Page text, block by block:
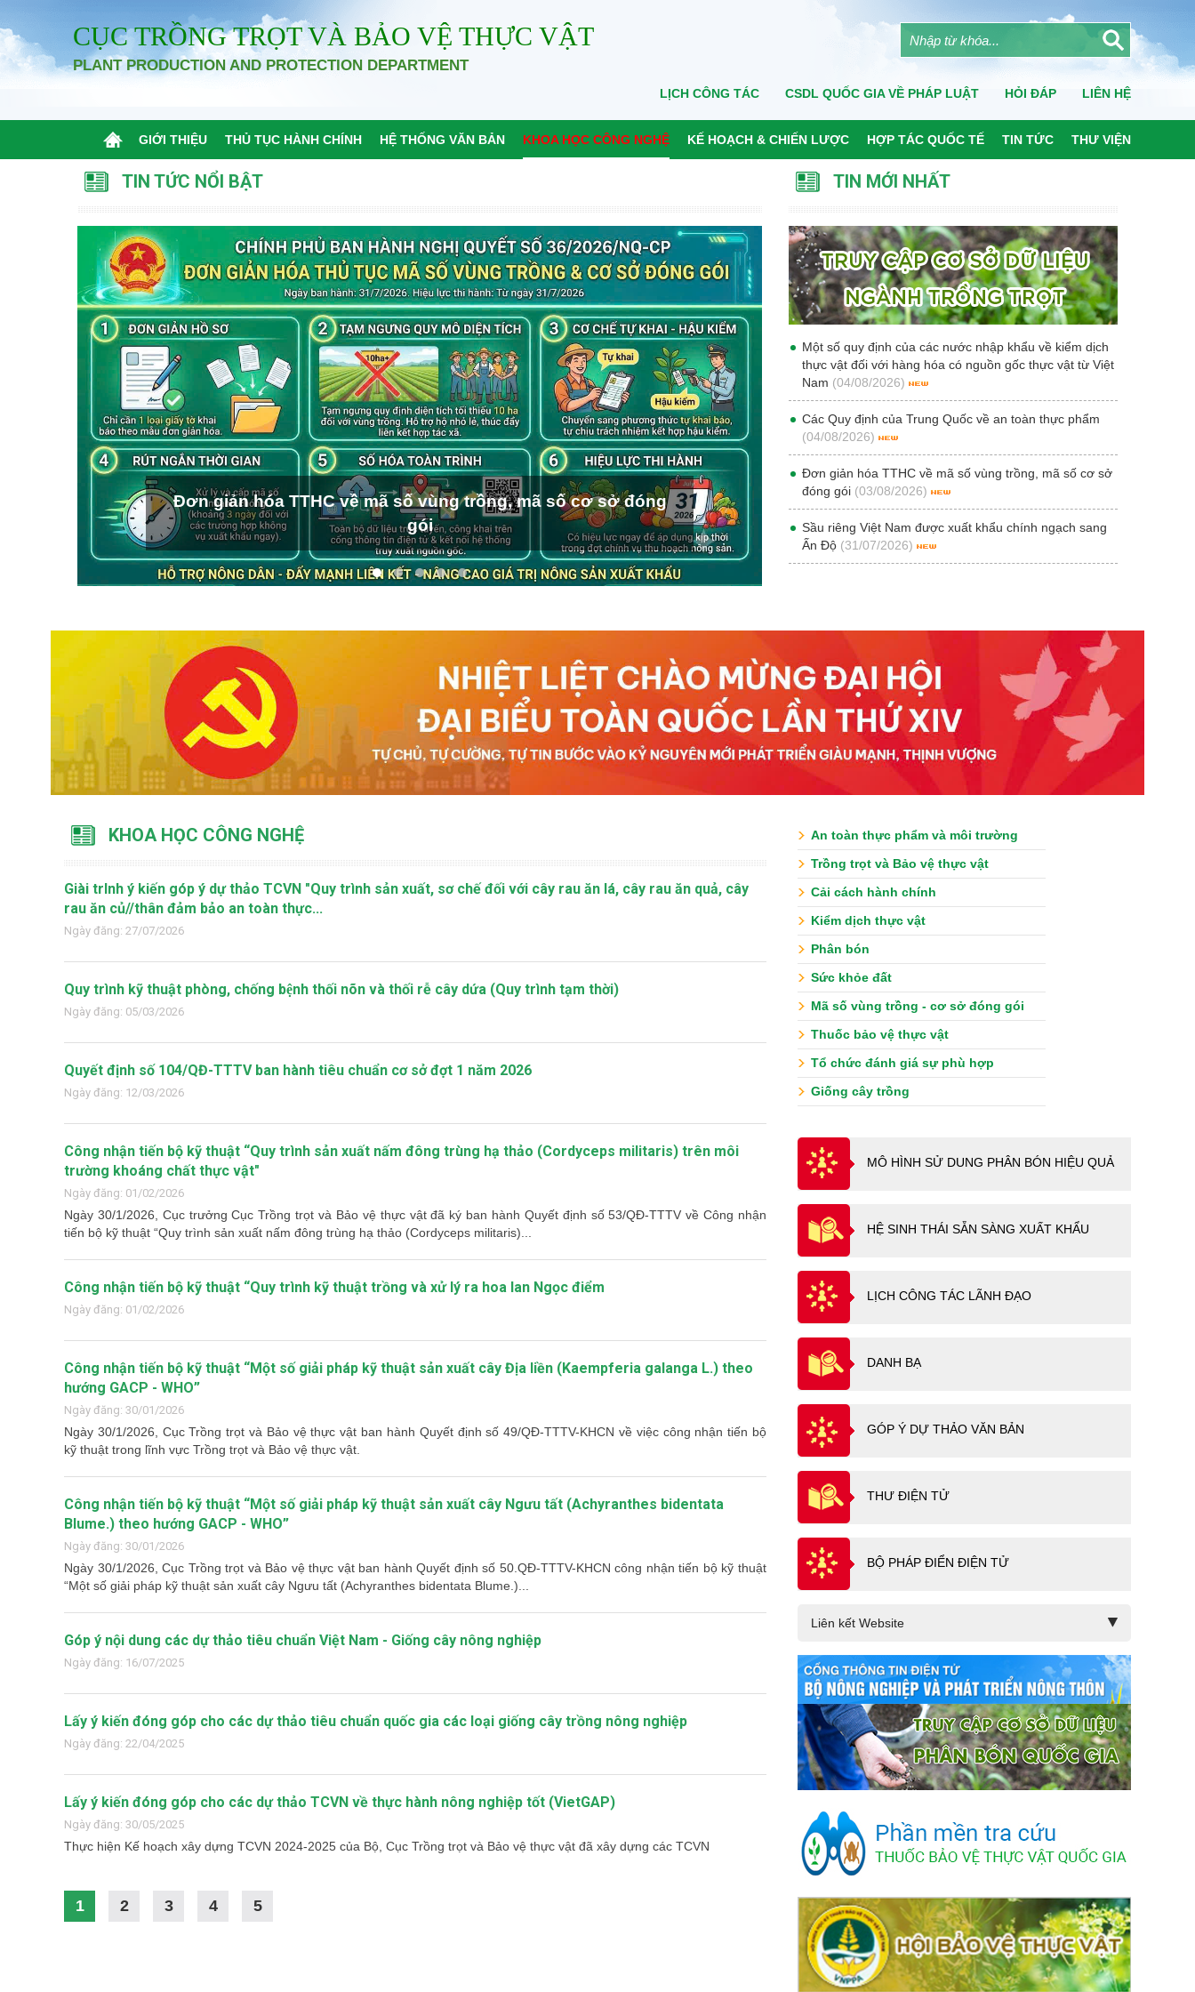
CỤC TRỒNG TRỌT VÀ BẢO VỆ THỰC VẬT
PLANT PRODUCTION AND PROTECTION DEPARTMENT
LỊCH CÔNG TÁC CSDL QUỐC GIA VỀ PHÁP LUẬT HỎI ĐÁP LIÊN HỆ
GIỚI THIỆU THỦ TỤC HÀNH CHÍNH HỆ THỐNG VĂN BẢN KHOA HỌC CÔNG NGHỆ KẾ HOẠCH & CHIẾN LƯỢC HỢP TÁC QUỐC TẾ TIN TỨC THƯ VIỆN
TIN TỨC NỔI BẬT
Đơn giản hóa TTHC về mã số vùng trồng, mã số cơ sở đóng
gói
TIN MỚI NHẤT
Một số quy định của các nước nhập khẩu về kiểm dịch
thực vật đối với hàng hóa có nguồn gốc thực vật từ Việt
Nam (04/08/2026)
Các Quy định của Trung Quốc về an toàn thực phẩm
(04/08/2026)
Đơn giản hóa TTHC về mã số vùng trồng, mã số cơ sở
đóng gói (03/08/2026)
Sầu riêng Việt Nam được xuất khẩu chính ngạch sang
Ấn Độ (31/07/2026)
KHOA HỌC CÔNG NGHỆ
Giài trInh ý kiến góp ý dự thảo TCVN "Quy trình sản xuất, sơ chế đối với cây rau ăn lá, cây rau ăn quả, cây
rau ăn củ//thân đảm bảo an toàn thực...
Ngày đăng: 27/07/2026
Quy trình kỹ thuật phòng, chống bệnh thối nõn và thối rễ cây dứa (Quy trình tạm thời)
Ngày đăng: 05/03/2026
Quyết định số 104/QĐ-TTTV ban hành tiêu chuẩn cơ sở đợt 1 năm 2026
Ngày đăng: 12/03/2026
Công nhận tiến bộ kỹ thuật “Quy trình sản xuất nấm đông trùng hạ thảo (Cordyceps militaris) trên môi
trường khoáng chất thực vật"
Ngày đăng: 01/02/2026
Ngày 30/1/2026, Cục trưởng Cục Trồng trọt và Bảo vệ thực vật đã ký ban hành Quyết định số 53/QĐ-TTTV về Công nhận
tiến bộ kỹ thuật “Quy trình sản xuất nấm đông trùng hạ thảo (Cordyceps militaris)...
Công nhận tiến bộ kỹ thuật “Quy trình kỹ thuật trồng và xử lý ra hoa lan Ngọc điểm
Ngày đăng: 01/02/2026
Công nhận tiến bộ kỹ thuật “Một số giải pháp kỹ thuật sản xuất cây Địa liền (Kaempferia galanga L.) theo
hướng GACP - WHO”
Ngày đăng: 30/01/2026
Ngày 30/1/2026, Cục Trồng trọt và Bảo vệ thực vật ban hành Quyết định số 49/QĐ-TTTV-KHCN về việc công nhận tiến bộ
kỹ thuật trong lĩnh vực Trồng trọt và Bảo vệ thực vật.
Công nhận tiến bộ kỹ thuật “Một số giải pháp kỹ thuật sản xuất cây Ngưu tất (Achyranthes bidentata
Blume.) theo hướng GACP - WHO”
Ngày đăng: 30/01/2026
Ngày 30/1/2026, Cục Trồng trọt và Bảo vệ thực vật ban hành Quyết định số 50.QĐ-TTTV-KHCN công nhận tiến bộ kỹ thuật
“Một số giải pháp kỹ thuật sản xuất cây Ngưu tất (Achyranthes bidentata Blume.)...
Góp ý nội dung các dự thảo tiêu chuẩn Việt Nam - Giống cây nông nghiệp
Ngày đăng: 16/07/2025
Lấy ý kiến đóng góp cho các dự thảo tiêu chuẩn quốc gia các loại giống cây trồng nông nghiệp
Ngày đăng: 22/04/2025
Lấy ý kiến đóng góp cho các dự thảo TCVN về thực hành nông nghiệp tốt (VietGAP)
Ngày đăng: 30/05/2025
Thực hiện Kế hoạch xây dựng TCVN 2024-2025 của Bộ, Cục Trồng trọt và Bảo vệ thực vật đã xây dựng các TCVN
1 2 3 4 5
An toàn thực phẩm và môi trường
Trồng trọt và Bảo vệ thực vật
Cải cách hành chính
Kiểm dịch thực vật
Phân bón
Sức khỏe đất
Mã số vùng trồng - cơ sở đóng gói
Thuốc bảo vệ thực vật
Tổ chức đánh giá sự phù hợp
Giống cây trồng
MÔ HÌNH SỬ DUNG PHÂN BÓN HIỆU QUẢ
HỆ SINH THÁI SẴN SÀNG XUẤT KHẨU
LỊCH CÔNG TÁC LÃNH ĐẠO
DANH BẠ
GÓP Ý DỰ THẢO VĂN BẢN
THƯ ĐIỆN TỬ
BỘ PHÁP ĐIỂN ĐIỆN TỬ